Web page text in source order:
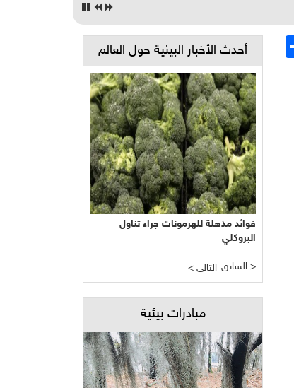
أحدث الأخبار البيئية حول العالم
فوائد مذهلة للهرمونات جراء تناول
البروكلي
< التالي السابق >
مبادرات بيئية